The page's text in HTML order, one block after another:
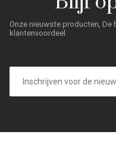
Onze nieuwste producten, De
klantenvoordeel
E-
mailadres